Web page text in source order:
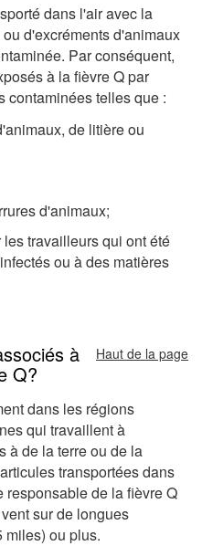
dans l'air avec la
d'excréments d'animaux
Par conséquent,
à la fièvre Q par
contaminées telles que :
de litière ou
d'animaux;
travailleurs qui ont été
ou à des matières
à
Q?
Haut de la page
dans les régions
qui travaillent à
à de la terre ou de la
transportées dans
de la fièvre Q
sur de longues
miles) ou plus.